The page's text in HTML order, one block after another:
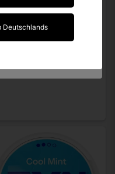
alt.
alt.